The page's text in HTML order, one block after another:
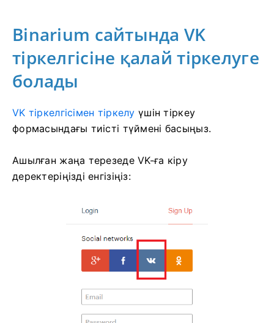
Binarium сайтында VK
тіркелгісіне қалай тіркелуге
болады
VK тіркелгісімен тіркелу үшінтіркеу
формасындағы тиісті түймені басыңыз.
Ашылған жаңа терезеде VK-ға кіру
деректеріңізді енгізіңіз: